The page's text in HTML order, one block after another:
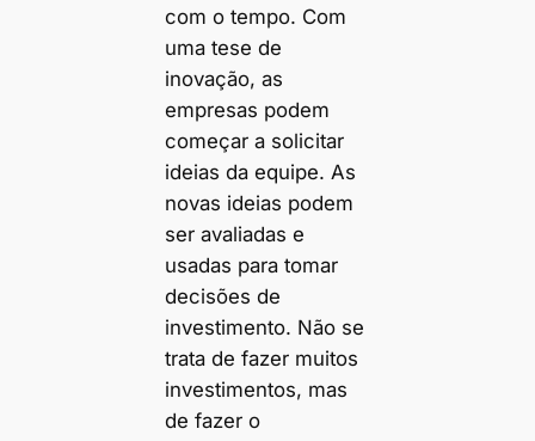
com o tempo. Com
uma tese de
inovação, as
empresas podem
começar a solicitar
ideias da equipe. As
novas ideias podem
ser avaliadas e
usadas para tomar
decisões de
investimento. Não se
trata de fazer muitos
investimentos, mas
de fazer o